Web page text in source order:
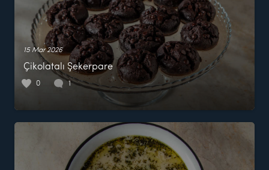
15 Mar 2026
Çikolatalı Şekerpare
0 1